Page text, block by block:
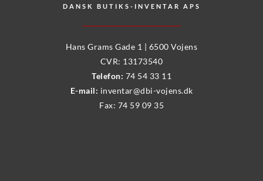
DANSK BUTIKS-INVENTAR APS
Hans Grams Gade 1 | 6500 Vojens
CVR: 13173540
Telefon: 74 54 33 11
E-mail: inventar@dbi-vojens.dk
Fax: 74 59 09 35